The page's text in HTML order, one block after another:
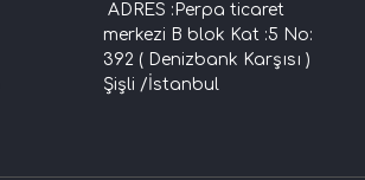
ADRES :Perpa ticaret
merkezi B blok Kat :5 No:
392 ( Denizbank Karşısı )
Şişli /İstanbul